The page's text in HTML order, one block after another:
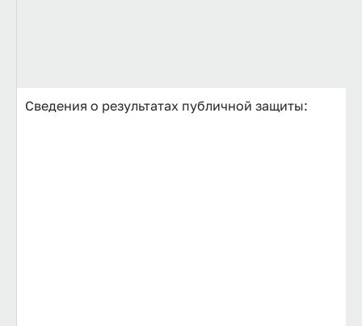
Сведения о результатах публичной защиты: